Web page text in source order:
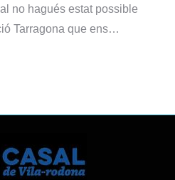
no hagués estat possible
Tarragona que ens…